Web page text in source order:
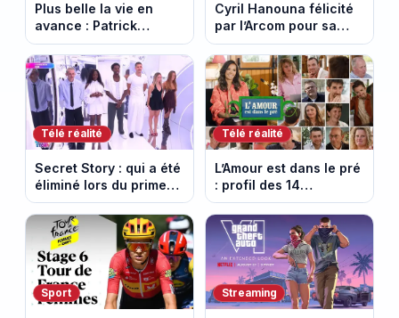
Plus belle la vie en
avance : Patrick
Nebout est-il mort ?
Episode du 10 août
2026 (spoiler)
Cyril Hanouna félicité
par l’Arcom pour sa
maîtrise de l’antenne
face aux propos de
Delphine Wespiser sur
le cancer
Télé réalité
Secret Story : qui a été
éliminé lors du prime
du 6 août 2026 sur
TMC ?
Télé réalité
L’Amour est dans le pré
: profil des 14
agriculteurs, speed
dating inédit et de
nouvelles histoires
d’amour
Sport Streaming